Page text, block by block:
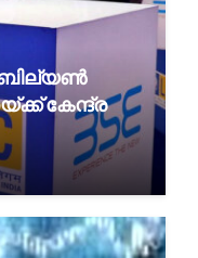
ബില്യൺ
കേന്ദ്ര